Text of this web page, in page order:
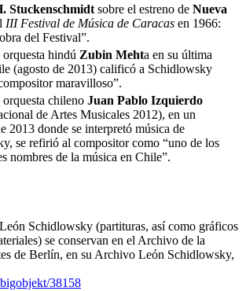
Stuckenschmidt sobre el estreno de Nueva
III Festival de Música de Caracas en 1966:
del Festival”.
hindú Zubin Mehta en su última
(agosto de 2013) calificó a Schidlowsky
maravilloso”.
chileno Juan Pablo Izquierdo
de Artes Musicales 2012), en un
2013 donde se interpretó música de
se refirió al compositor como “uno de los
nombres de la música en Chile”.
Schidlowsky (partituras, así como gráficos
se conservan en el Archivo de la
de Berlín, en su Archivo León Schidlowsky,
38158